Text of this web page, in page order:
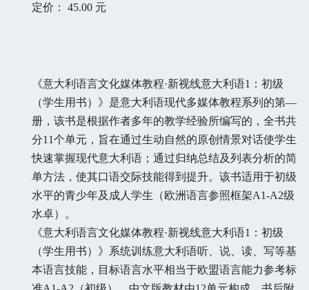
定价： 45.00 元
《意大利语言文化媒体教程·新视线意大利语1：初级
（学生用书）》是意大利语现代多媒体教程系列的第—
册，该书是根据作者多年的教学经验所编写的，全书共
分11个单元，旨在通过生动自然的原创情景对话使学生
快速掌握现代意大利语；通过归纳总结及列表分析的简
单方法，使其口语交际技能得到提升。该书适用于初级
水平的青少年及成人学生（欧洲语言参照框架A1-A2级
水卓）。
《意大利语言文化媒体教程·新视线意大利语1：初级
（学生用书）》系统训练意大利语听、说、读、写等基
本语言技能，目标语言水平相当于欧盟语言能力参考标